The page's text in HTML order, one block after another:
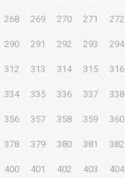
268 269 270 271 272
290 291 292 293 294
312 313 314 315 316
334 335 336 337 338
356 357 358 359 360
378 379 380 381 382
400 401 402 403 404